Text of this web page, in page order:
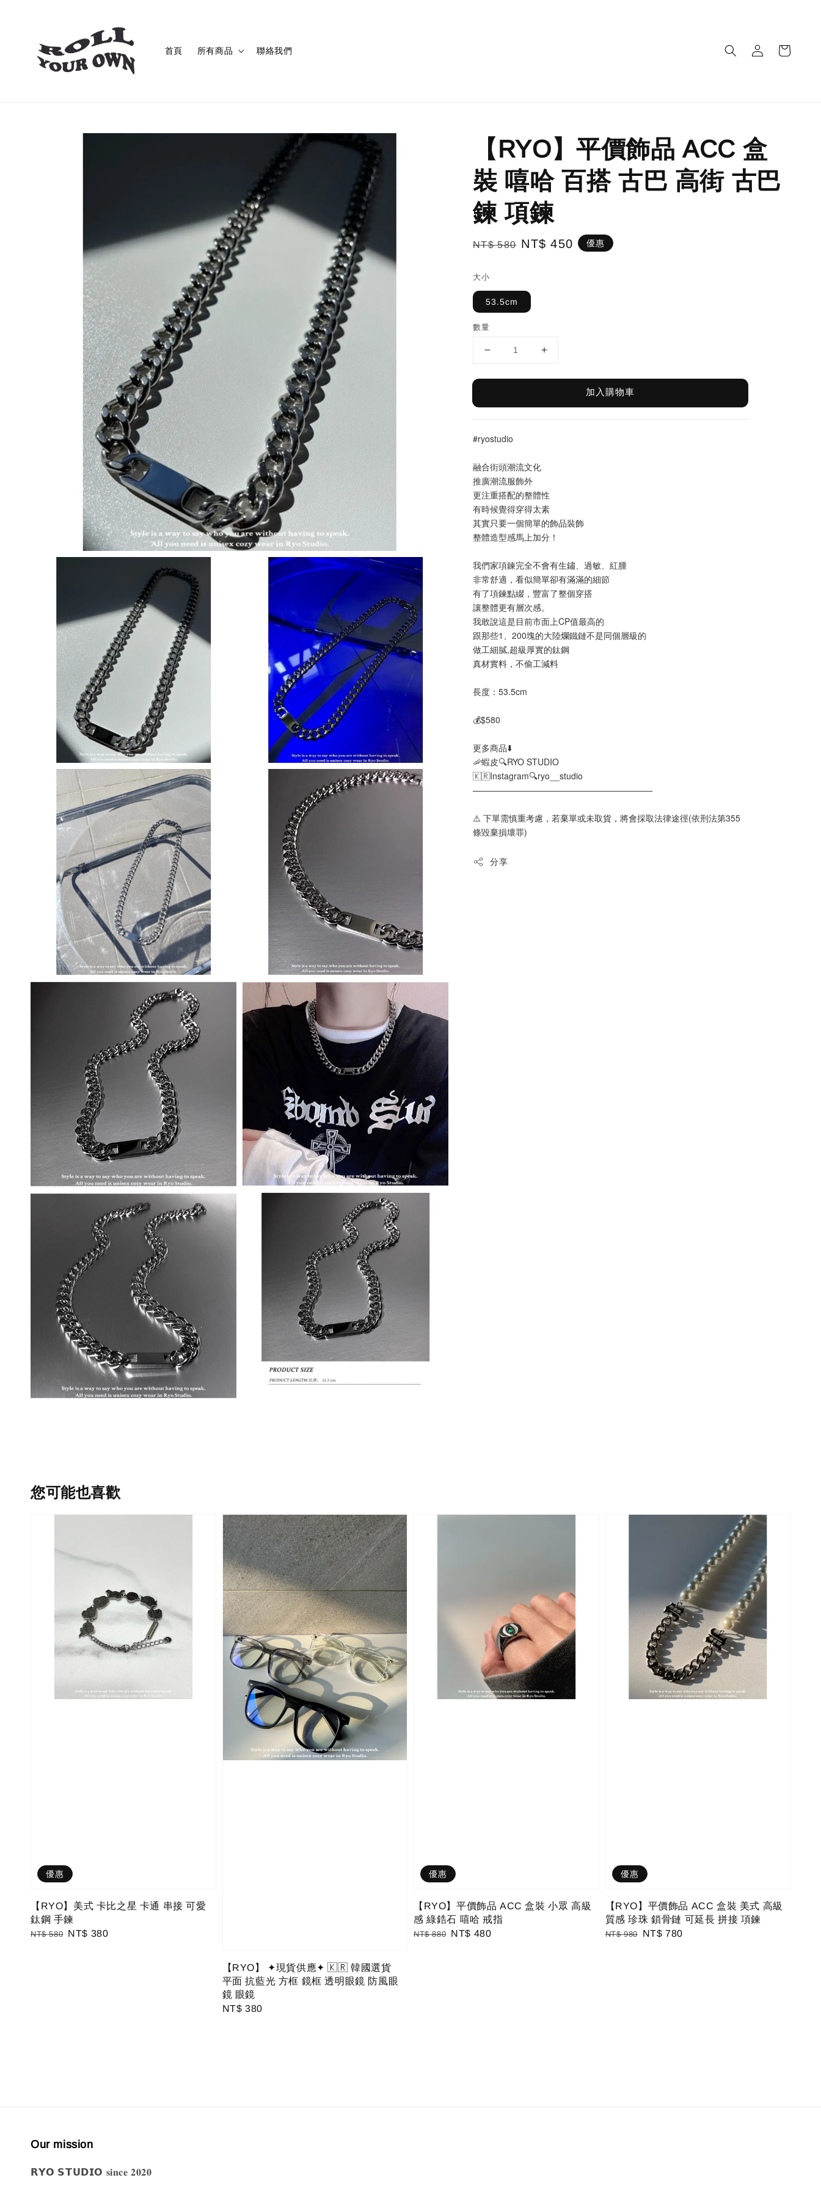
首頁 所有商品 聯絡我們
【RYO】平價飾品 ACC 盒
裝 嘻哈 百搭 古巴 高街 古巴
鍊 項鍊
Regular
NT$ 580 Sale
NT$ 450 優惠
大小
53.5cm
數量
加入購物車
#ryostudio
融合街頭潮流文化
推廣潮流服飾外
更注重搭配的整體性
有時候覺得穿得太素
其實只要一個簡單的飾品裝飾
整體造型感馬上加分！
我們家項鍊完全不會有生鏽、過敏、紅腫
非常舒適，看似簡單卻有滿滿的細節
有了項鍊點綴，豐富了整個穿搭
讓整體更有層次感。
我敢說這是目前市面上CP值最高的
跟那些1、200塊的大陸爛鐵鏈不是同個層級的
做工細膩,超級厚實的鈦鋼
真材實料，不偷工減料
長度：53.5cm
💰$580
更多商品⬇️
🦐蝦皮🔍RYO STUDIO
🇰🇷Instagram🔍ryo__studio
—————————————————————
⚠️ 下單需慎重考慮，若棄單或未取貨，將會採取法律途徑(依刑法第355
條毀棄損壞罪)
分享
您可能也喜歡
優惠
【RYO】美式 卡比之星 卡通 串接 可愛
鈦鋼 手鍊
Regular
NT$ 580 Sale
NT$ 380
【RYO】 ✦現貨供應✦ 🇰🇷 韓國選貨
平面 抗藍光 方框 鏡框 透明眼鏡 防風眼
鏡 眼鏡
Regular
NT$ 380
優惠
【RYO】平價飾品 ACC 盒裝 小眾 高級
感 綠鋯石 嘻哈 戒指
Regular
NT$ 880 Sale
NT$ 480
優惠
【RYO】平價飾品 ACC 盒裝 美式 高級
質感 珍珠 鎖骨鏈 可延長 拼接 項鍊
Regular
NT$ 980
Sale
NT$ 780
Our mission
𝗥𝗬𝗢 𝗦𝗧𝗨𝗗𝗜𝗢 𝐬𝐢𝐧𝐜𝐞 𝟐𝟎𝟐𝟎